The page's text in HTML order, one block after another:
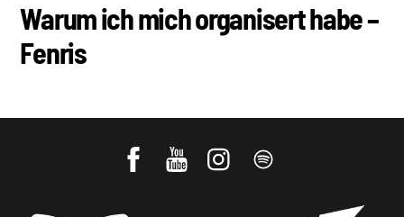
Warum ich mich organisert habe –
Fenris